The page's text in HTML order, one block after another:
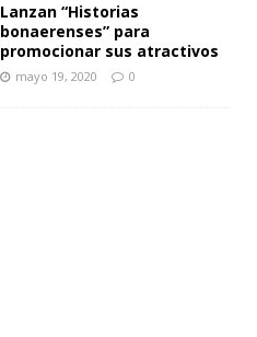
Lanzan “Historias
bonaerenses” para
promocionar sus atractivos
mayo 19, 2020 0